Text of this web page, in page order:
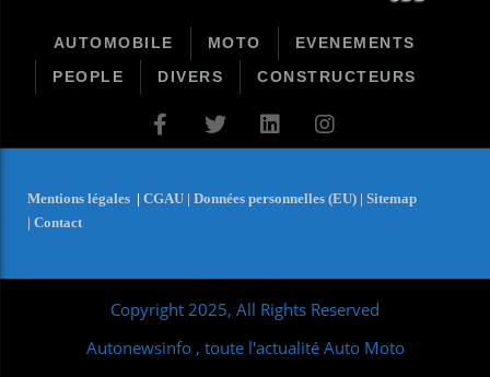
AUTOMOBILE MOTO
EVENEMENTS
PEOPLE
DIVERS CONSTRUCTEURS
Mentions légales | CGAU | Données personnelles (EU) | Sitemap
| Contact
Copyright 2025, All Rights Reserved
Autonewsinfo , toute l'actualité Auto Moto